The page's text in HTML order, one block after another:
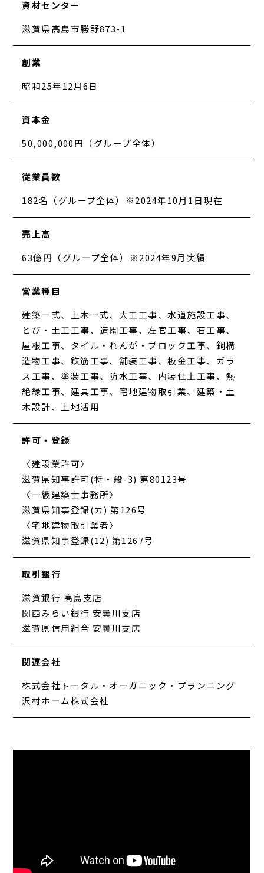
資材センター
滋賀県高島市勝野873-1
創業
昭和25年12月6日
資本金
50,000,000円（グループ全体）
従業員数
182名（グループ全体）※2024年10月1日現在
売上高
63億円（グループ全体）※2024年9月実績
営業種目
建築一式、土木一式、大工工事、水道施設工事、
とび・土工工事、造園工事、左官工事、石工事、
屋根工事、タイル・れんが・ブロック工事、鋼構
造物工事、鉄筋工事、舗装工事、板金工事、ガラ
ス工事、塗装工事、防水工事、内装仕上工事、熱
絶縁工事、建具工事、宅地建物取引業、建築・土
木設計、土地活用
許可・登録
〈建設業許可〉
滋賀県知事許可(特・般-3) 第80123号
〈一級建築士事務所〉
滋賀県知事登録(カ) 第126号
〈宅地建物取引業者〉
滋賀県知事登録(12) 第1267号
取引銀行
滋賀銀行 高島支店
関西みらい銀行 安曇川支店
滋賀県信用組合 安曇川支店
関連会社
株式会社トータル・オーガニック・プランニング
沢村ホーム株式会社